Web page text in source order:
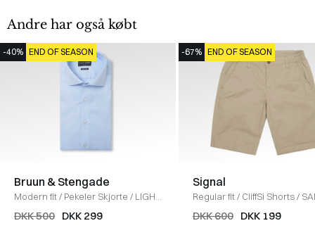
Andre har også købt
-40% END OF SEASON
Bruun & Stengade
Modern fit/ Pekeler Skjorte / LIGHT
BLUE
DKK 500 DKK 299
-67% END OF SEASON
Signal
Regular fit/ CliffSi Shorts/
DKK 600 DKK 199